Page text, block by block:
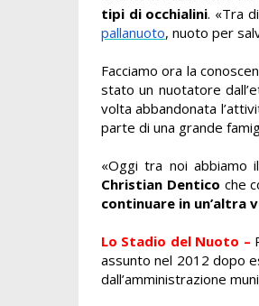
tipi di occhialini. «Tra
pallanuoto, nuoto per
Facciamo ora la
stato un nuotatore
volta abbandonata
parte di una grande
«Oggi tra noi abbiamo
Christian Dentico che
continuare in un’altra
Lo Stadio del Nuoto –
assunto nel 2012 dopo
dall’amministrazione